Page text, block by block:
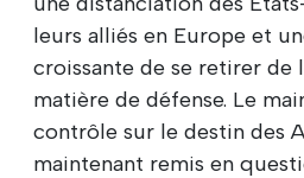
leurs alliés en Europe et
croissante de se retirer de
matière de défense. Le
contrôle sur le destin des
maintenant remis en